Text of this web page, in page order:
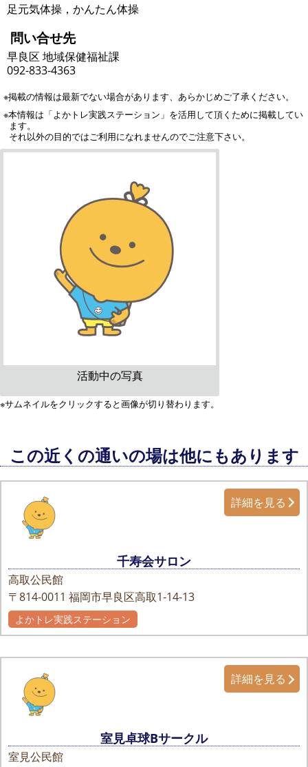
足元気体操，かんたん体操
問い合せ先
早良区 地域保健福祉課
092-833-4363
※掲載の情報は最新でない場合があります、あらかじめご了承ください。
※本情報は「よかトレ実践ステーション」を活用して頂くために掲載してい
ます。
それ以外の目的ではご利用になれませんのでご注意下さい。
活動中の写真
※サムネイルをクリックすると画像が切り替わります。
この近くの通いの場は他にもあります
千寿会サロン
高取公民館
〒814-0011 福岡市早良区高取1-14-13
詳細を見る
よかトレ実践ステーション
室見卓球Bサークル
室見公民館
詳細を見る